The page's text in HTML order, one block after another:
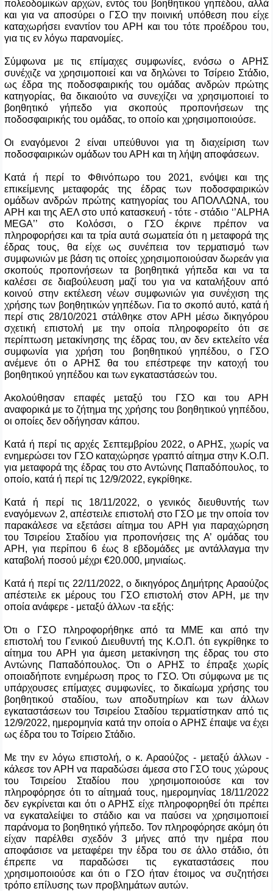
πολεοδομικών αρχών, εντός του βοηθητικού γηπέδου, αλλά
και για να αποσύρει ο ΓΣΟ την ποινική υπόθεση που είχε
καταχωρήσει εναντίον του ΑΡΗ και του τότε προέδρου του,
για τις εν λόγω παρανομίες.
Σύμφωνα με τις επίμαχες συμφωνίες, ενόσω ο ΑΡΗΣ
συνέχιζε να χρησιμοποιεί και να δηλώνει το Τσίρειο Στάδιο,
ως έδρα της ποδοσφαιρικής του ομάδας ανδρών πρώτης
κατηγορίας, θα δικαιούτο να συνεχίζει να χρησιμοποιεί το
βοηθητικό γήπεδο για σκοπούς προπονήσεων της
ποδοσφαιρικής του ομάδας, το οποίο και χρησιμοποιούσε.
Οι εναγόμενοι 2 είναι υπεύθυνοι για τη διαχείριση των
ποδοσφαιρικών ομάδων του ΑΡΗ και τη λήψη αποφάσεων.
Κατά ή περί το Φθινόπωρο του 2021, ενόψει και της
επικείμενης μεταφοράς της έδρας των ποδοσφαιρικών
ομάδων ανδρών πρώτης κατηγορίας του ΑΠΟΛΛΩΝΑ, του
ΑΡΗ και της ΑΕΛ στο υπό κατασκευή - τότε - στάδιο ‘’ALPHA
MEGA’’ στο Κολόσσι, ο ΓΣΟ έκρινε πρέπον να
πληροφορήσει και τα τρία αυτά σωματεία ότι η μεταφορά της
έδρας τους, θα είχε ως συνέπεια τον τερματισμό των
συμφωνιών με βάση τις οποίες χρησιμοποιούσαν δωρεάν για
σκοπούς προπονήσεων τα βοηθητικά γήπεδα και να τα
καλέσει σε διαβούλευση μαζί του για να καταλήξουν από
κοινού στην εκτέλεση νέων συμφωνιών για συνέχιση της
χρήσης των βοηθητικών γηπέδων. Για το σκοπό αυτό, κατά ή
περί στις 28/10/2021 στάλθηκε στον ΑΡΗ μέσω δικηγόρου
σχετική επιστολή με την οποία πληροφορείτο ότι σε
περίπτωση μετακίνησης της έδρας του, αν δεν εκτελείτο νέα
συμφωνία για χρήση του βοηθητικού γηπέδου, ο ΓΣΟ
ανέμενε ότι ο ΑΡΗΣ θα του επέστρεφε την κατοχή του
βοηθητικού γηπέδου και των εγκαταστάσεών του.
Ακολούθησαν επαφές μεταξύ του ΓΣΟ και του ΑΡΗ
αναφορικά με το ζήτημα της χρήσης του βοηθητικού γηπέδου,
οι οποίες δεν οδήγησαν κάπου.
Κατά ή περί τις αρχές Σεπτεμβρίου 2022, ο ΑΡΗΣ, χωρίς να
ενημερώσει τον ΓΣΟ καταχώρησε γραπτό αίτημα στην Κ.Ο.Π.
για μεταφορά της έδρας του στο Αντώνης Παπαδόπουλος, το
οποίο, κατά ή περί τις 12/9/2022, εγκρίθηκε.
Κατά ή περί τις 18/11/2022, ο γενικός διευθυντής των
εναγόμενων 2, απέστειλε επιστολή στο ΓΣΟ με την οποία τον
παρακάλεσε να εξετάσει αίτημα του ΑΡΗ για παραχώρηση
του Τσιρείου Σταδίου για προπονήσεις της Α’ ομάδας του
ΑΡΗ, για περίπου 6 έως 8 εβδομάδες με αντάλλαγμα την
καταβολή ποσού μέχρι €20.000, μηνιαίως.
Κατά ή περί τις 22/11/2022, ο δικηγόρος Δημήτρης Αραούζος
απέστειλε εκ μέρους του ΓΣΟ επιστολή στον ΑΡΗ, με την
οποία ανάφερε - μεταξύ άλλων -τα εξής:
Ότι ο ΓΣΟ πληροφορήθηκε από τα ΜΜΕ και από την
επιστολή του Γενικού Διευθυντή της Κ.Ο.Π. ότι εγκρίθηκε το
αίτημα του ΑΡΗ για άμεση μετακίνηση της έδρας του στο
Αντώνης Παπαδόπουλος. Ότι ο ΑΡΗΣ το έπραξε χωρίς
οποιαδήποτε ενημέρωση προς το ΓΣΟ. Ότι σύμφωνα με τις
υπάρχουσες επίμαχες συμφωνίες, το δικαίωμα χρήσης του
βοηθητικού σταδίου, των αποδυτηρίων και των άλλων
εγκαταστάσεων του Τσιρείου Σταδίου τερματίστηκαν από τις
12/9/2022, ημερομηνία κατά την οποία ο ΑΡΗΣ έπαψε να έχει
ως έδρα του το Τσίρειο Στάδιο.
Με την εν λόγω επιστολή, ο κ. Αραούζος - μεταξύ άλλων -
κάλεσε τον ΑΡΗ να παραδώσει άμεσα στο ΓΣΟ τους χώρους
του Τσιρείου Σταδίου που χρησιμοποιούσε και τον
πληροφόρησε ότι το αίτημαά τους, ημερομηνίας 18/11/2022
δεν εγκρίνεται και ότι ο ΑΡΗΣ είχε πληροφορηθεί ότι πρέπει
να εγκαταλείψει το στάδιο και να παύσει να χρησιμοποιεί
παράνομα το βοηθητικό γήπεδο. Τον πληροφόρησε ακόμη ότι
είχαν παρέλθει σχεδόν 3 μήνες από την ημέρα που
αποφάσισε να μεταφέρει την έδρα του σε άλλο στάδιο, ότι
έπρεπε να παραδώσει τις εγκαταστάσεις που
χρησιμοποιούσε και ότι ο ΓΣΟ ήταν έτοιμος να συζητήσει
τρόπο επίλυσης των προβλημάτων αυτών.